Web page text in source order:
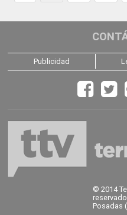
© 2014
Posadas
Publicidad